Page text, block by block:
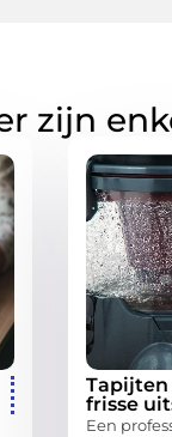
zijn
Tapijten
frisse
Een